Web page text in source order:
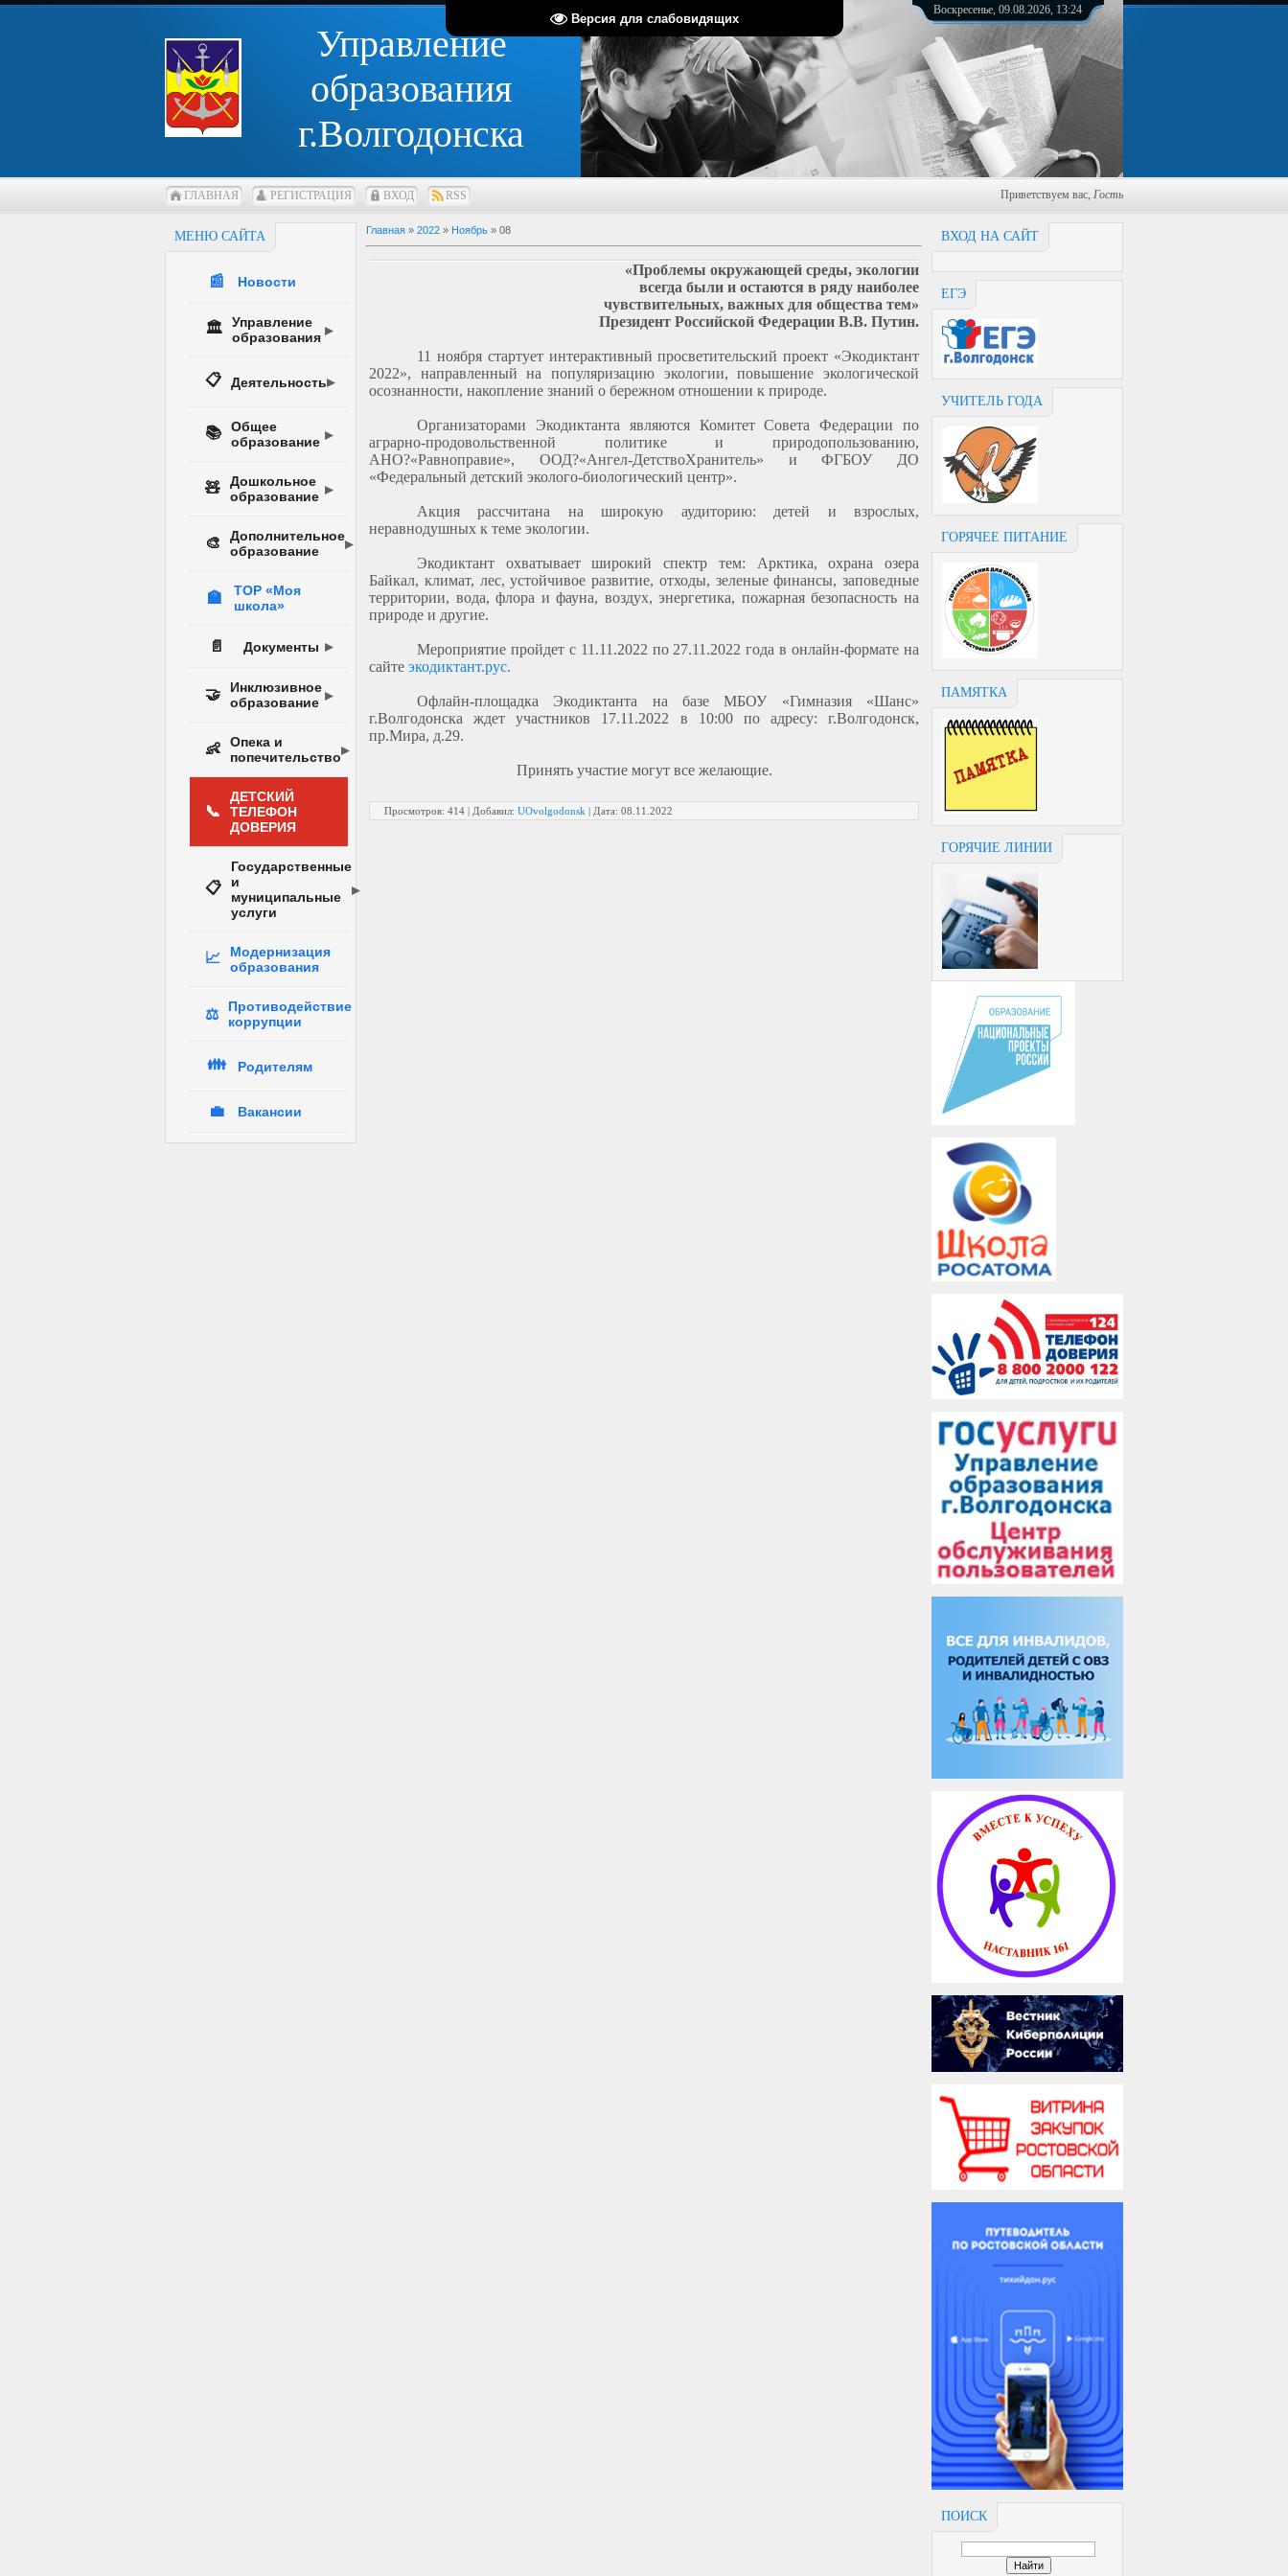
Версия для слабовидящих
Управление
образования
г.Волгодонска
Воскресенье, 09.08.2026, 13:24
ГЛАВНАЯ РЕГИСТРАЦИЯ ВХОД RSS Приветствуем вас, Гость
МЕНЮ САЙТА
📰 Новости
🏛️
Управление
образования
📋 Деятельность
📚
Общее
образование
🧸
Дошкольное
образование
🎨
Дополнительное
образование
🏫
ТОР «Моя
школа»
📄 Документы
🤝
Инклюзивное
образование
👶
Опека и
попечительство
📞
ДЕТСКИЙ
ТЕЛЕФОН
ДОВЕРИЯ
📋
Государственные
и
муниципальные
услуги
📈
Модернизация
образования
⚖️
Противодействие
коррупции
👪 Родителям
💼 Вакансии
ВХОД НА САЙТ
ЕГЭ
УЧИТЕЛЬ ГОДА
ГОРЯЧЕЕ ПИТАНИЕ
ПАМЯТКА
ГОРЯЧИЕ ЛИНИИ
ПОИСК
Главная » 2022 » Ноябрь » 08
«Проблемы окружающей среды, экологии
всегда были и остаются в ряду наиболее
чувствительных, важных для общества тем»
Президент Российской Федерации В.В. Путин.
11 ноября стартует интерактивный просветительский проект «Экодиктант
2022», направленный на популяризацию экологии, повышение экологической
осознанности, накопление знаний о бережном отношении к природе.
Организаторами Экодиктанта являются Комитет Совета Федерации по
аграрно-продовольственной политике и природопользованию,
АНО?«Равноправие», ООД?«Ангел-ДетствоХранитель» и ФГБОУ ДО
«Федеральный детский эколого-биологический центр».
Акция рассчитана на широкую аудиторию: детей и взрослых,
неравнодушных к теме экологии.
Экодиктант охватывает широкий спектр тем: Арктика, охрана озера
Байкал, климат, лес, устойчивое развитие, отходы, зеленые финансы, заповедные
территории, вода, флора и фауна, воздух, энергетика, пожарная безопасность на
природе и другие.
Мероприятие пройдет с 11.11.2022 по 27.11.2022 года в онлайн-формате на
сайте экодиктант.рус.
Офлайн-площадка Экодиктанта на базе МБОУ «Гимназия «Шанс»
г.Волгодонска ждет участников 17.11.2022 в 10:00 по адресу: г.Волгодонск,
пр.Мира, д.29.
Принять участие могут все желающие.
Просмотров: 414 | Добавил: UOvolgodonsk | Дата: 08.11.2022